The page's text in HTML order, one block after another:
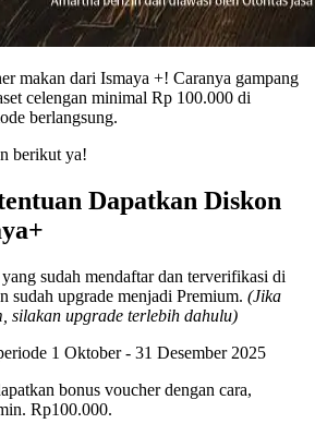
makan dari Ismaya +! Caranya gampang
celengan minimal Rp 100.000 di
berlangsung.
berikut ya!
Dapatkan Diskon
sudah mendaftar dan terverifikasi di
sudah upgrade menjadi Premium. (Jika
silakan upgrade terlebih dahulu)
1 Oktober - 31 Desember 2025
bonus voucher dengan cara,
Rp100.000.